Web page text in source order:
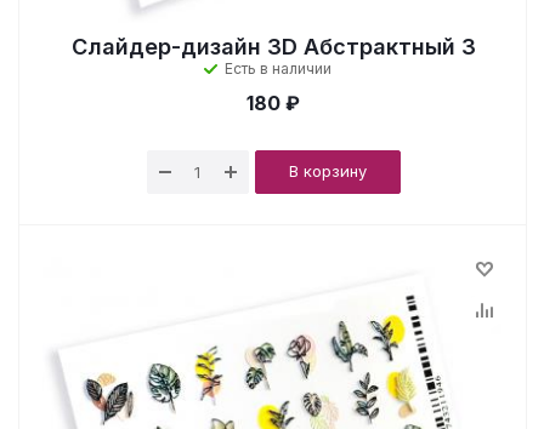
Слайдер-дизайн 3D Абстрактный 3
Есть в наличии
180 ₽
В корзину